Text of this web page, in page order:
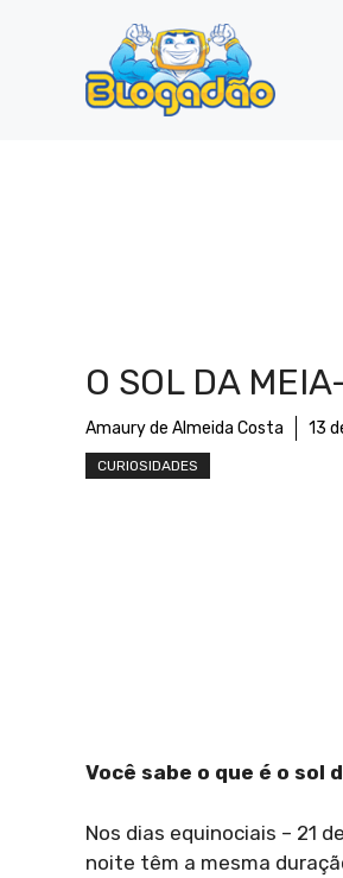
conteúdo
O SOL DA
Amaury de Almeida Costa 13
CURIOSIDADES
Você sabe o que é o sol
Nos dias equinociais – 21
noite têm a mesma